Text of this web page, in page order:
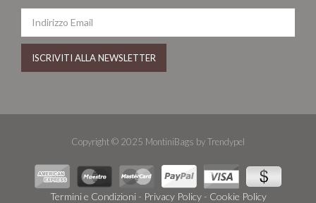
Copyright © 2025 MontiniBags by Trendypel
Termini e Condizioni- Privacy Policy- Cookie Policy